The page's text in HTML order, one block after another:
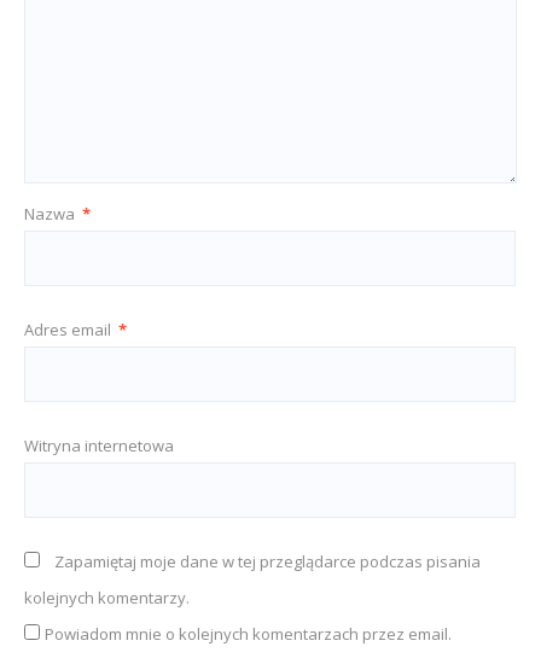
Nazwa *
Adres email *
Witryna internetowa
Zapamiętaj moje dane w tej przeglądarce podczas pisania
kolejnych komentarzy.
Powiadom mnie o kolejnych komentarzach przez email.